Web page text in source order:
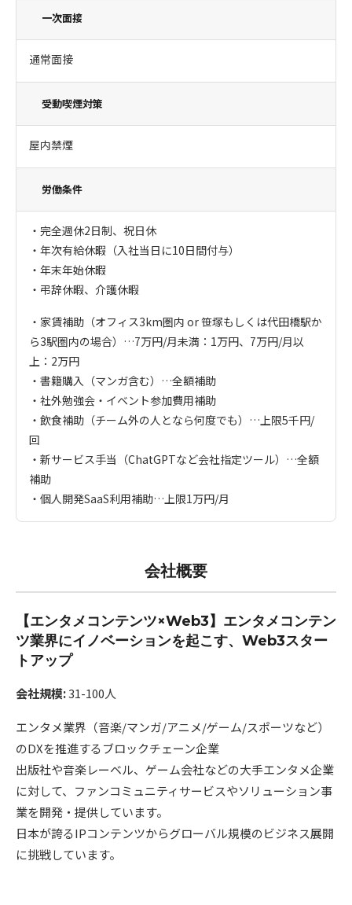
一次面接
通常面接
受動喫煙対策
屋内禁煙
労働条件
・完全週休2日制、祝日休
・年次有給休暇（入社当日に10日間付与）
・年末年始休暇
・弔辞休暇、介護休暇
・家賃補助（オフィス3km圏内 or 笹塚もしくは代田橋駅か
ら3駅圏内の場合）…7万円/月未満：1万円、7万円/月以
上：2万円
・書籍購入（マンガ含む）…全額補助
・社外勉強会・イベント参加費用補助
・飲食補助（チーム外の人となら何度でも）…上限5千円/
回
・新サービス手当（ChatGPTなど会社指定ツール）…全額
補助
・個人開発SaaS利用補助…上限1万円/月
会社概要
【エンタメコンテンツ×Web3】エンタメコンテン
ツ業界にイノベーションを起こす、Web3スター
トアップ
会社規模:31-100人
エンタメ業界（音楽/マンガ/アニメ/ゲーム/スポーツなど）
のDXを推進するブロックチェーン企業
出版社や音楽レーベル、ゲーム会社などの大手エンタメ企業
に対して、ファンコミュニティサービスやソリューション事
業を開発・提供しています。
日本が誇るIPコンテンツからグローバル規模のビジネス展開
に挑戦しています。